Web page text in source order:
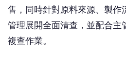
售，同時針對原料來源、製作
管理展開全面清查，並配合主
複查作業。